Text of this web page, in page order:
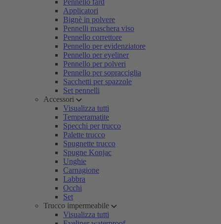
Pennello fard
Applicatori
Bignè in polvere
Pennelli maschera viso
Pennello correttore
Pennello per evidenziatore
Pennello per eyeliner
Pennello per polveri
Pennello per sopracciglia
Sacchetti per spazzole
Set pennelli
Accessori
Visualizza tutti
Temperamatite
Specchi per trucco
Palette trucco
Spugnette trucco
Spugne Konjac
Unghie
Carnagione
Labbra
Occhi
Set
Trucco impermeabile
Visualizza tutti